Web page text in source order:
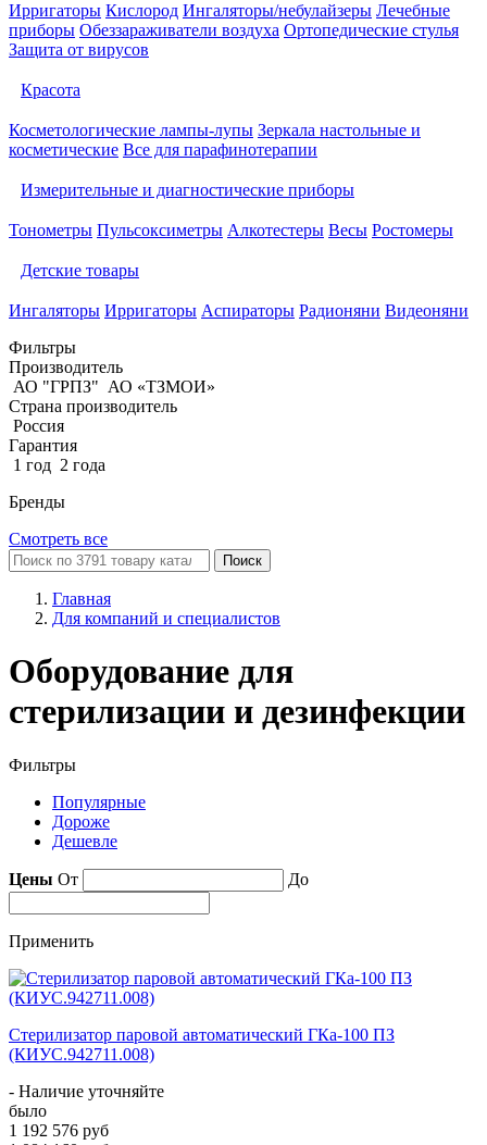
Ирригаторы Кислород Ингаляторы/небулайзеры Лечебные
приборы Обеззараживатели воздуха Ортопедические стулья
Защита от вирусов
Красота
Косметологические лампы-лупы Зеркала настольные и
косметические Все для парафинотерапии
Измерительные и диагностические приборы
Тонометры Пульсоксиметры Алкотестеры Весы Ростомеры
Детские товары
Ингаляторы Ирригаторы Аспираторы Радионяни Видеоняни
Фильтры
Производитель
АО "ГРПЗ" АО «ТЗМОИ»
Страна производитель
Россия
Гарантия
1 год 2 года
Бренды
Смотреть все
Поиск
Главная
Для компаний и специалистов
Оборудование для
стерилизации и дезинфекции
Фильтры
Популярные
Дороже
Дешевле
Цены От До
Применить
Стерилизатор паровой автоматический ГКа-100 ПЗ
(КИУС.942711.008)
- Наличие уточняйте
было
1 192 576 руб